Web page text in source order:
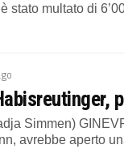
stato multato di
Simmen)
avrebbe aperto